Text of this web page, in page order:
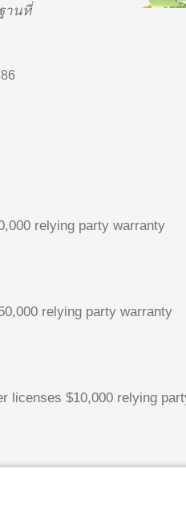
านที่
relying party warranty
relying party warranty
licenses $10,000 relying